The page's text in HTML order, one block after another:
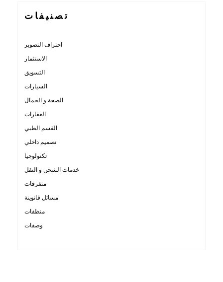
تصنيفات
احتراف التصوير
الاستثمار
التسويق
السيارات
الصحة و الجمال
العقارات
القسم الطبي
تصميم داخلي
تكنولوجيا
خدمات الشحن و النقل
متفرقات
مسائل قانوينة
منظفات
وصفات